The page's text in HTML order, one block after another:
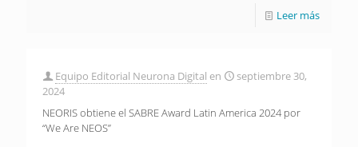
Leer más
Equipo Editorial Neurona Digital en
septiembre 30,
2024
NEORIS obtiene el SABRE Award Latin America 2024 por
“We Are NEOS”